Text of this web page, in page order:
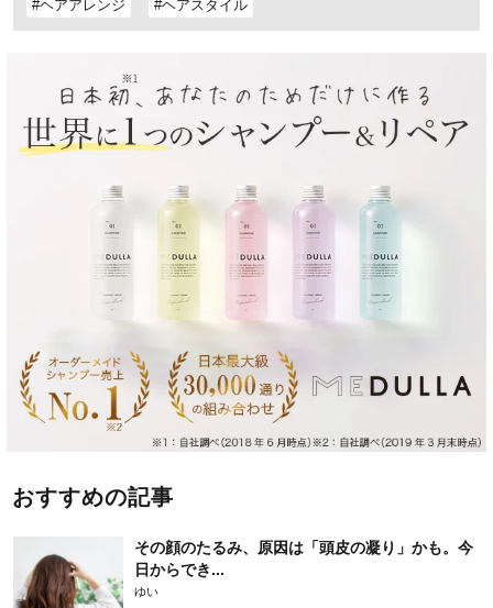
#ヘアアレンジ #ヘアスタイル
おすすめの記事
その顔のたるみ、原因は「頭皮の凝り」かも。今
日からでき...
ゆい